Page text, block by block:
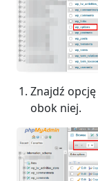
Znajdź opcję
obok niej.